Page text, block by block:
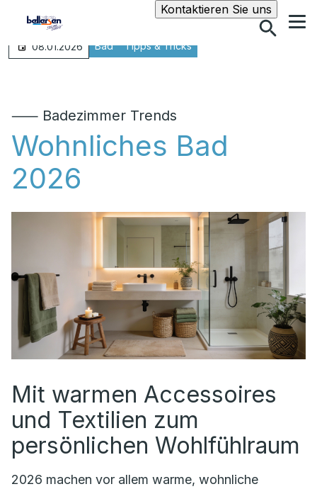
Kontaktieren Sie unsSuche
08.01.2026 Bad Tipps & Tricks
⸺ Badezimmer Trends
Wohnliches Bad
2026
Mit warmen Accessoires
und Textilien zum
persönlichen Wohlfühlraum
2026 machen vor allem warme, wohnliche